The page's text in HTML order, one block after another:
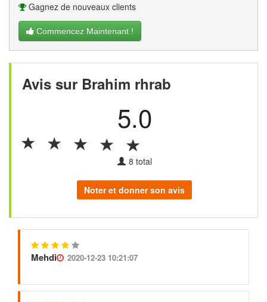
Gagnez de nouveaux clients
Commencez Maintenant !
Avis sur Brahim rhrab
5.0
8 total
Noter et donner son avis
Mehdi 2020-12-23 10:21:07